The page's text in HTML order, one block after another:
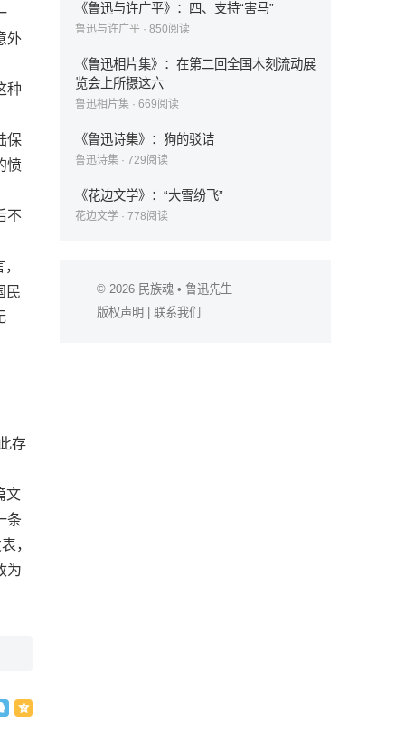
外
种
保
愤
不
民
存
文
条
，
为
《鲁迅与许广平》：四、支持“害马”
鲁迅与许广平 · 850阅读
《鲁迅相片集》：在第二回全国木刻流动展
览会上所摄这六
鲁迅相片集 · 669阅读
《鲁迅诗集》：狗的驳诘
鲁迅诗集 · 729阅读
《花边文学》：“大雪纷飞”
花边文学 · 778阅读
© 2026 民族魂 • 鲁迅先生
版权声明
联系我们